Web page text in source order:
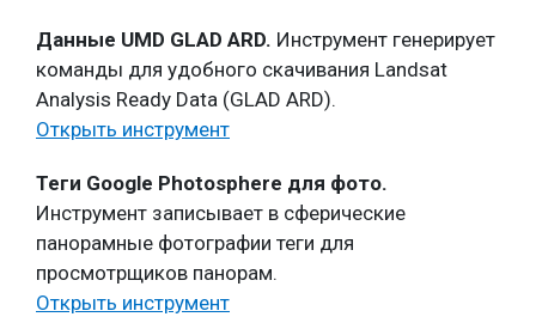
Данные UMD GLAD ARD. Инструмент генерирует
команды для удобного скачивания Landsat
Analysis Ready Data (GLAD ARD).
Открыть инструмент
Теги Google Photosphere для фото.
Инструмент записывает в сферические
панорамные фотографии теги для
просмотрщиков панорам.
Открыть инструмент